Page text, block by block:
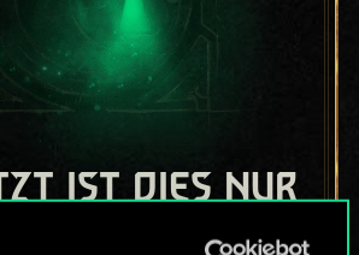
ist dies nur
Satz